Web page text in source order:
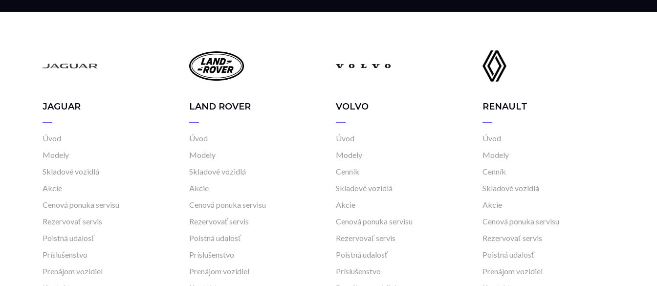
JAGUAR
Úvod
Modely
Skladové vozidlá
Akcie
Cenová ponuka servisu
Rezervovať servis
Poistná udalosť
Príslušenstvo
Prenájom vozidiel
LAND ROVER
Úvod
Modely
Skladové vozidlá
Akcie
Cenová ponuka servisu
Rezervovať servis
Poistná udalosť
Príslušenstvo
Prenájom vozidiel
VOLVO
Úvod
Modely
Cenník
Skladové vozidlá
Akcie
Cenová ponuka servisu
Rezervovať servis
Poistná udalosť
Príslušenstvo
RENAULT
Úvod
Modely
Cenník
Skladové vozidlá
Akcie
Cenová ponuka servisu
Rezervovať servis
Poistná udalosť
Prenájom vozidiel